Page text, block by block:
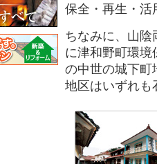
保全・再生・活
ちなみに、山陰
に津和野町環境
の中世の城下町
地区はいずれも